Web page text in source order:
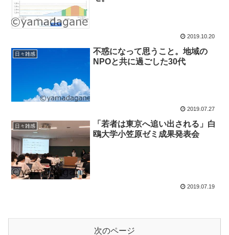
2019.10.20
日々雑感
不惑になって思うこと。地域の
NPOと共に過ごした30代
2019.07.27
日々雑感
「若者は東京へ追い出される」白
鴎大学小笠原ゼミ成果発表会
2019.07.19
次のページ